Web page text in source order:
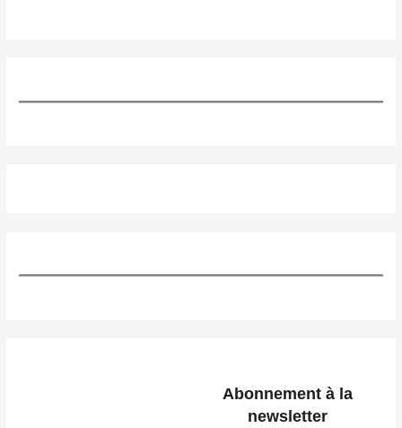
Abonnement à la
newsletter